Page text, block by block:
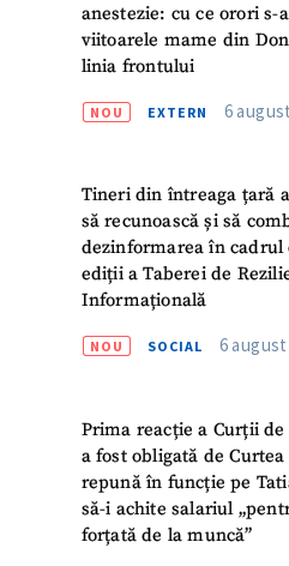
anestezie: cu ce orori s-
viitoarele mame din
linia frontului
NOU EXTERN 6
Tineri din întreaga țară
să recunoască și să
dezinformarea în cadrul
ediții a Taberei de
Informațională
NOU SOCIAL 6 august
Prima reacție a Curții
a fost obligată de
repună în funcție pe
să-i achite salariul
forțată de la muncă”
+ Emailul meu
+ Telefon personal